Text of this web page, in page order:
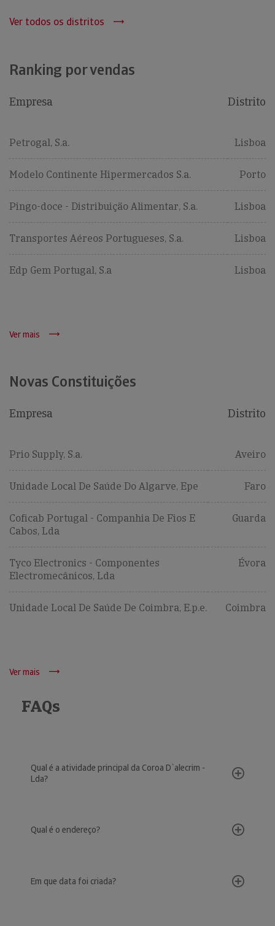
Ver todos os distritos
Ranking por vendas
Empresa Distrito
Petrogal, S.a. Lisboa
Modelo Continente Hipermercados S.a. Porto
Pingo-doce - Distribuição Alimentar, S.a. Lisboa
Transportes Aéreos Portugueses, S.a. Lisboa
Edp Gem Portugal, S.a Lisboa
Ver mais
Novas Constituições
Empresa Distrito
Prio Supply, S.a. Aveiro
Unidade Local De Saúde Do Algarve, Epe Faro
Coficab Portugal - Companhia De Fios E
Cabos, Lda
Guarda
Tyco Electronics - Componentes
Electromecânicos, Lda
Évora
Unidade Local De Saúde De Coimbra, E.p.e. Coimbra
Ver mais
FAQs
Qual é a atividade principal da Coroa D`alecrim -
Lda?
Qual é o endereço?
Em que data foi criada?